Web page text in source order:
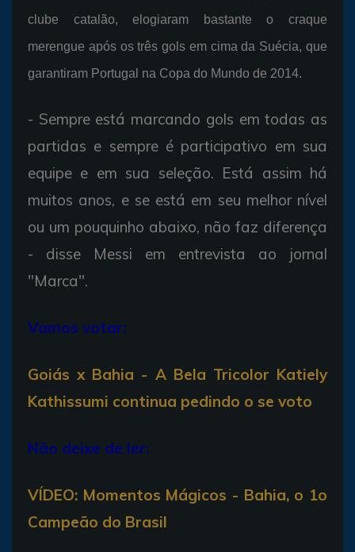
clube catalão, elogiaram bastante o craque
merengue após os três gols em cima da Suécia, que
garantiram Portugal na Copa do Mundo de 2014.
- Sempre está marcando gols em todas as
partidas e sempre é participativo em sua
equipe e em sua seleção. Está assim há
muitos anos, e se está em seu melhor nível
ou um pouquinho abaixo, não faz diferença
- disse Messi em entrevista ao jornal
"Marca".
Vamos votar:
Goiás x Bahia - A Bela Tricolor Katiely
Kathissumi continua pedindo o se voto
Não deixe de ler:
VÍDEO: Momentos Mágicos - Bahia, o 1o
Campeão do Brasil